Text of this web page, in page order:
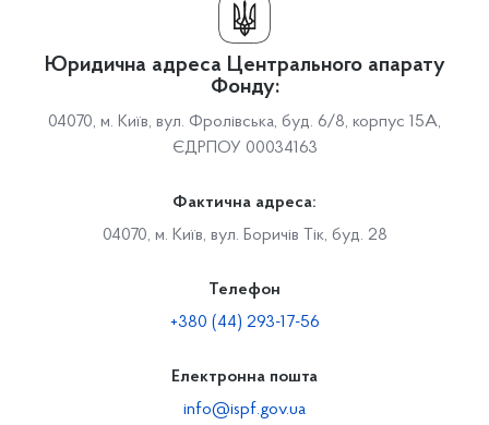
Юридична адреса Центрального апарату
Фонду:
04070, м. Київ, вул. Фролівська, буд. 6/8, корпус 15А,
ЄДРПОУ 00034163
Фактична адреса:
04070, м. Київ, вул. Боричів Тік, буд. 28
Телефон
+380 (44) 293-17-56
Електронна пошта
info@ispf.gov.ua